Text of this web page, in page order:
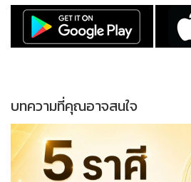
บทความที่คุณอาจสนใจ